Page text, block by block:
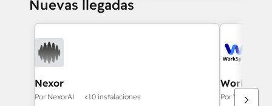
Nuevas llegadas
Nexor
Por NexorAI <10 instalaciones
WorkSpan
Por WorkSpan